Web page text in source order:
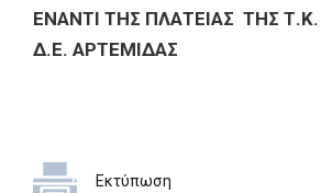
ΕΝΑΝΤΙ ΤΗΣ ΠΛΑΤΕΙΑΣ ΤΗΣ
Δ.Ε. ΑΡΤΕΜΙΔΑΣ
Εκτύπωση